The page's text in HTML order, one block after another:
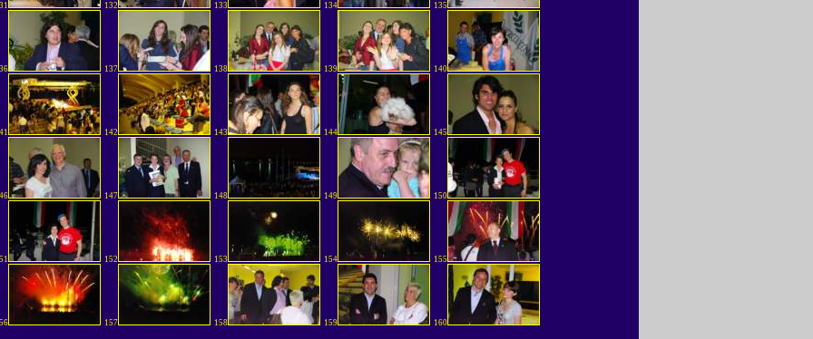
132 133 134 135
137 138 139 140
142 143 144 145
147 148 149 150
152 153 154 155
157 158 159 160